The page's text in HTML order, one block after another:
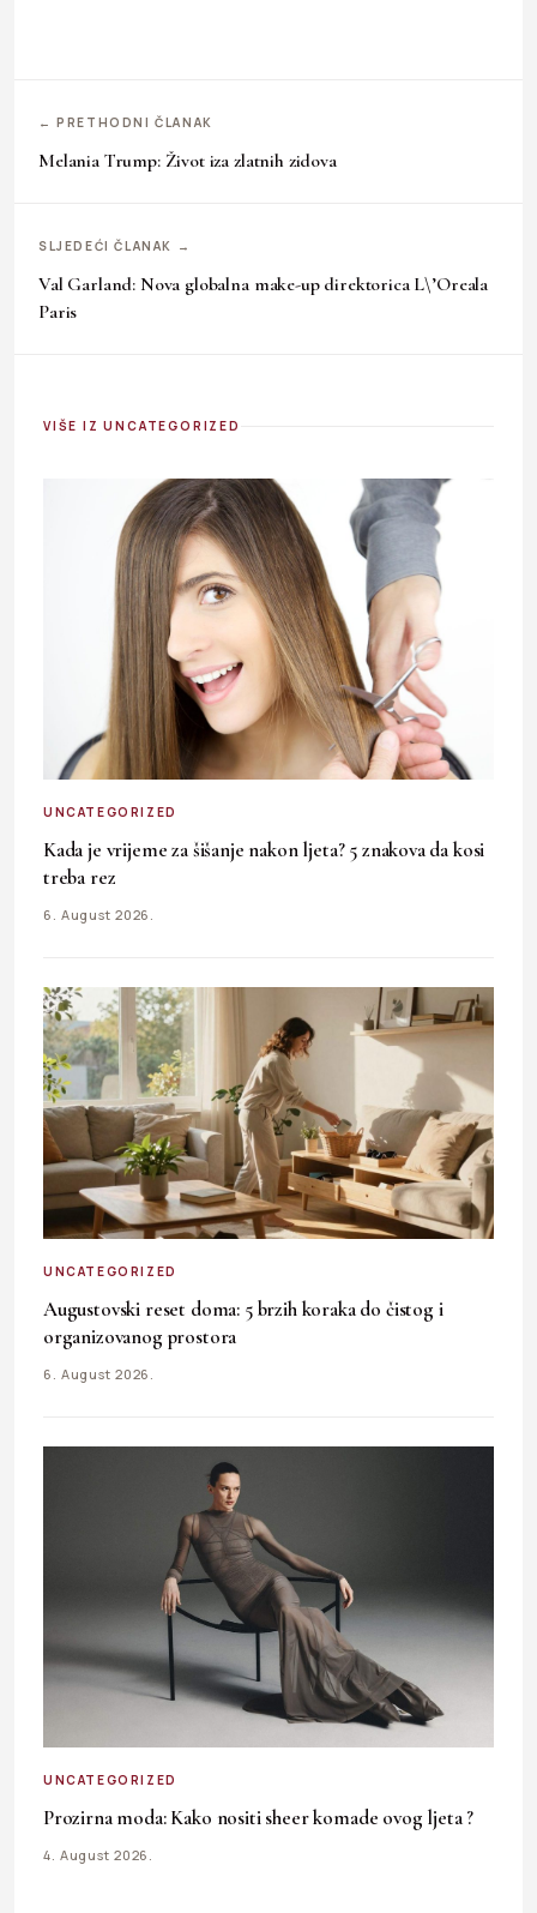
← PRETHODNI ČLANAK
Melania Trump: Život iza zlatnih zidova
SLJEDEĆI ČLANAK →
Val Garland: Nova globalna make-up direktorica L\’Oreala
Paris
VIŠE IZ UNCATEGORIZED
UNCATEGORIZED
Kada je vrijeme za šišanje nakon ljeta? 5 znakova da kosi
treba rez
6. August 2026.
UNCATEGORIZED
Augustovski reset doma: 5 brzih koraka do čistog i
organizovanog prostora
6. August 2026.
UNCATEGORIZED
Prozirna moda: Kako nositi sheer komade ovog ljeta ?
4. August 2026.